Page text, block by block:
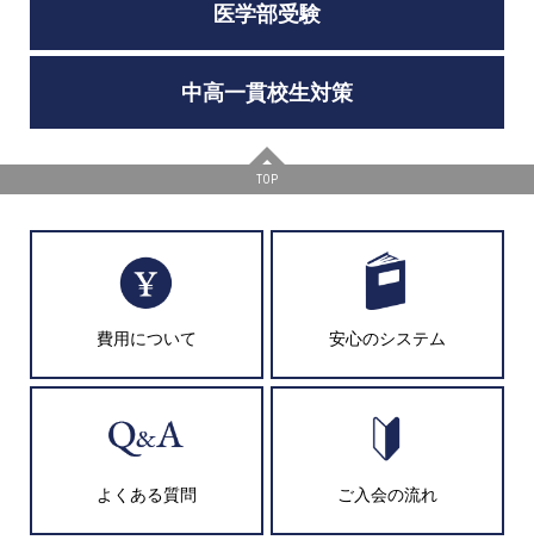
医学部受験
中高一貫校生対策
TOP
費用について 安心のシステム
よくある質問 ご入会の流れ